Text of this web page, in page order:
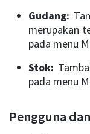
Gudang:
merupakan
pada menu
Stok:
pada menu
Pengguna